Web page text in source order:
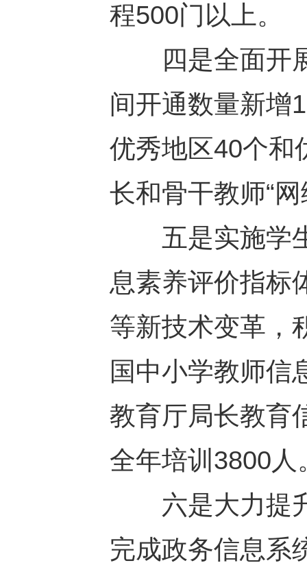
程500门以上。
四是全面开展
间开通数量新增
优秀地区40个和
长和骨干教师“
五是实施学生
息素养评价指标
等新技术变革，
国中小学教师信
教育厅局长教育
全年培训3800人
六是大力提升
完成政务信息系